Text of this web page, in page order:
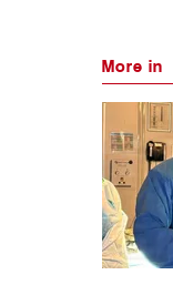
More in